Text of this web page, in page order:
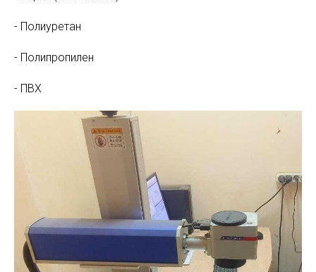
- Полиуретан
- Полипропилен
- ПВХ